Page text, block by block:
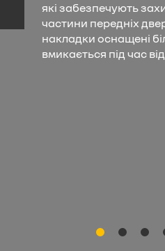
які забезпечують
частини передніх
накладки оснащені
вмикається під час